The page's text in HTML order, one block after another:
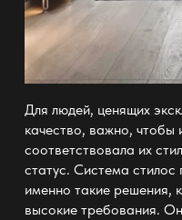
Для людей, ценящих
качество, важно, чтобы
соответствовала их
статус. Система стилос
именно такие решения,
высокие требования.